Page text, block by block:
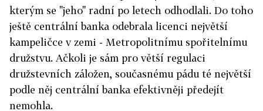
kterým se "jeho" radní po letech odhodlali. Do toho
ještě centrální banka odebrala licenci největší
kampeličce v zemi - Metropolitnímu spořitelnímu
družstvu. Ačkoli je sám pro větší regulaci
družstevních záložen, současnému pádu té největší
podle něj centrální banka efektivněji předejít
nemohla.